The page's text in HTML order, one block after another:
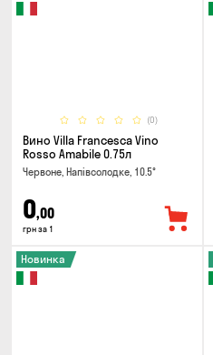
(0)
Вино Villa Francesca Vino
Rosso Amabile 0.75л
Червоне, Напівсолодке, 10.5°
0,00
грн за 1
Новинка